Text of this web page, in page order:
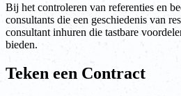
Bij het controleren van referenties en
consultants die een geschiedenis van
consultant inhuren die tastbare
bieden.
Teken een Contract